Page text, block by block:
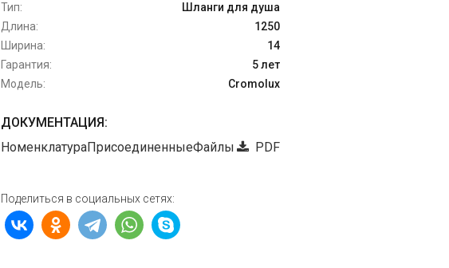
Тип:
Шланги для душа
Длина:
1250
Ширина:
14
Гарантия:
5 лет
Модель:
Cromolux
ДОКУМЕНТАЦИЯ:
НоменклатураПрисоединенныеФайлы
PDF
Поделиться в социальных сетях: